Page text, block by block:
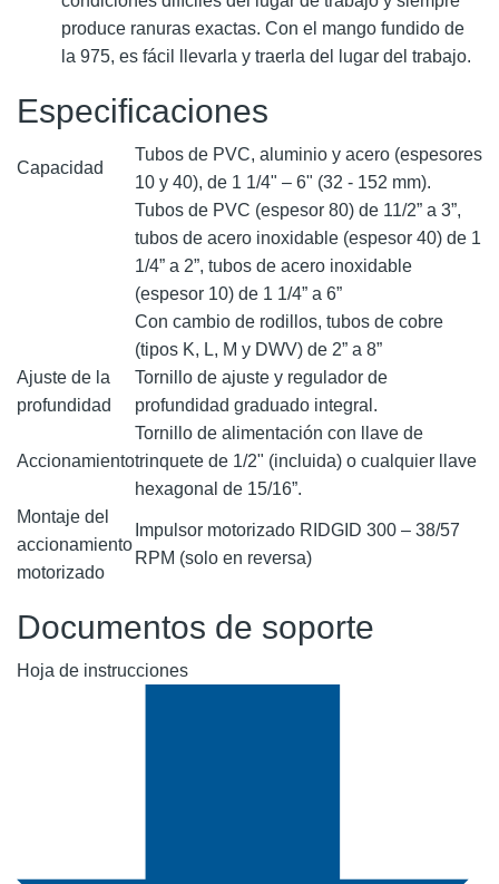
produce ranuras exactas. Con el mango fundido de
la 975, es fácil llevarla y traerla del lugar del trabajo.
Especificaciones
Capacidad
Tubos de PVC, aluminio y acero (espesores
10 y 40), de 1 1/4" – 6" (32 - 152 mm).
Tubos de PVC (espesor 80) de 11/2” a 3”,
tubos de acero inoxidable (espesor 40) de 1
1/4” a 2”, tubos de acero inoxidable
(espesor 10) de 1 1/4” a 6”
Con cambio de rodillos, tubos de cobre
(tipos K, L, M y DWV) de 2” a 8”
Ajuste de la
profundidad
Tornillo de ajuste y regulador de
profundidad graduado integral.
Accionamiento
Tornillo de alimentación con llave de
trinquete de 1/2" (incluida) o cualquier llave
hexagonal de 15/16”.
Montaje del
accionamiento
motorizado
Impulsor motorizado RIDGID 300 – 38/57
RPM (solo en reversa)
Documentos de soporte
Hoja de instrucciones